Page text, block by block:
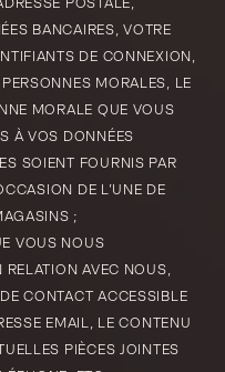
POSTALE,
BANCAIRES, VOTRE
DE CONNEXION,
MORALES, LE
MORALE QUE VOUS
À VOS DONNÉES
SOIENT FOURNIS PAR
DE L’UNE DE
;
VOUS NOUS
RELATION AVEC NOUS,
CONTACT ACCESSIBLE
EMAIL, LE CONTENU
PIÈCES JOINTES